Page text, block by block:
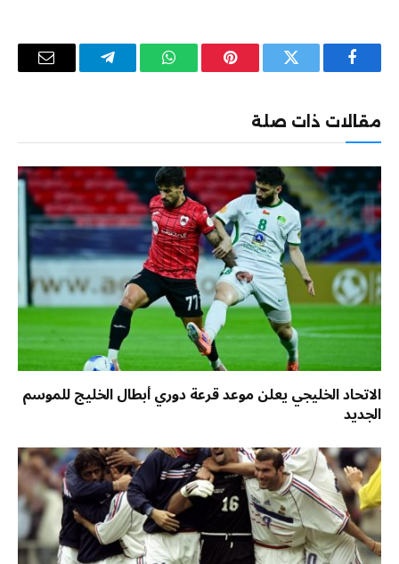
فيسبوك تويتر بينتيريستواتساب تيلقرام
البريد
مقالات ذات صلة
الاتحاد الخليجي يعلن موعد قرعة دوري أبطال الخليج للموسم
الجديد